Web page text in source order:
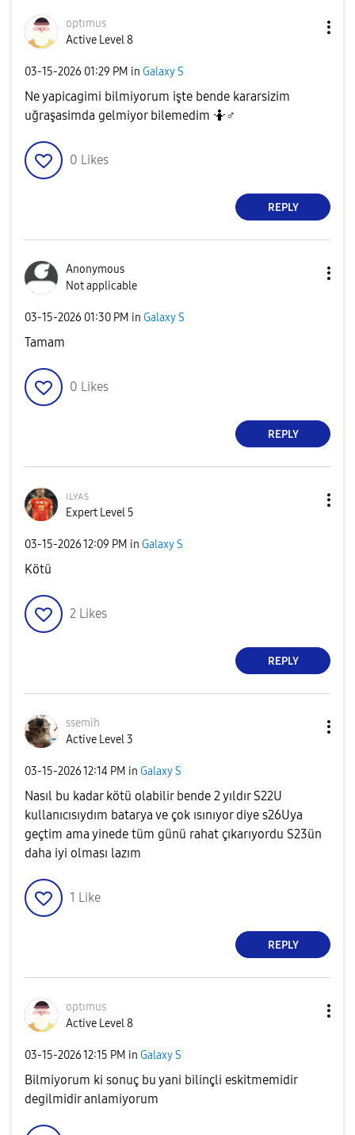
optımus
Active Level 8
‎03-15-2026 01:29 PM in Galaxy S
Ne yapicagimi bilmiyorum işte bende kararsizim
uğraşasimda gelmiyor bilemedim 🤷‍♂️
0 Likes
REPLY
Anonymous
Not applicable
‎03-15-2026 01:30 PM in Galaxy S
Tamam
0 Likes
REPLY
ɪʟʏᴀs
Expert Level 5
‎03-15-202612:09 PM in Galaxy S
Kötü
2 Likes
REPLY
ssemih
Active Level 3
‎03-15-202612:14 PM in Galaxy S
Nasıl bu kadar kötü olabilir bende 2 yıldır S22U
kullanıcısıydım batarya ve çok ısınıyor diye s26Uya
geçtim ama yinede tüm günü rahat çıkarıyordu S23ün
daha iyi olması lazım
1 Like
REPLY
optımus
Active Level 8
‎03-15-202612:15 PM in Galaxy S
Bilmiyorum ki sonuç bu yani bilinçli eskitmemidir
degilmidir anlamiyorum